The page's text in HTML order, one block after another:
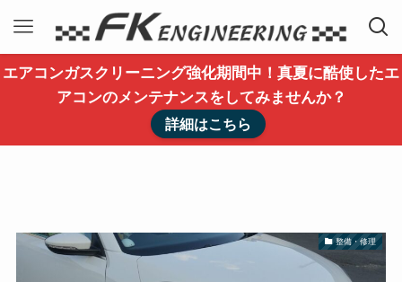
エアコンガスクリーニング強化期間中！真夏に酷使したエ
アコンのメンテナンスをしてみませんか？
詳細はこちら
整備・修理